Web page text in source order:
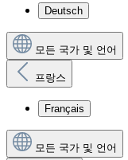
Deutsch
모든 국가 및 언어
프랑스
Français
모든 국가 및 언어